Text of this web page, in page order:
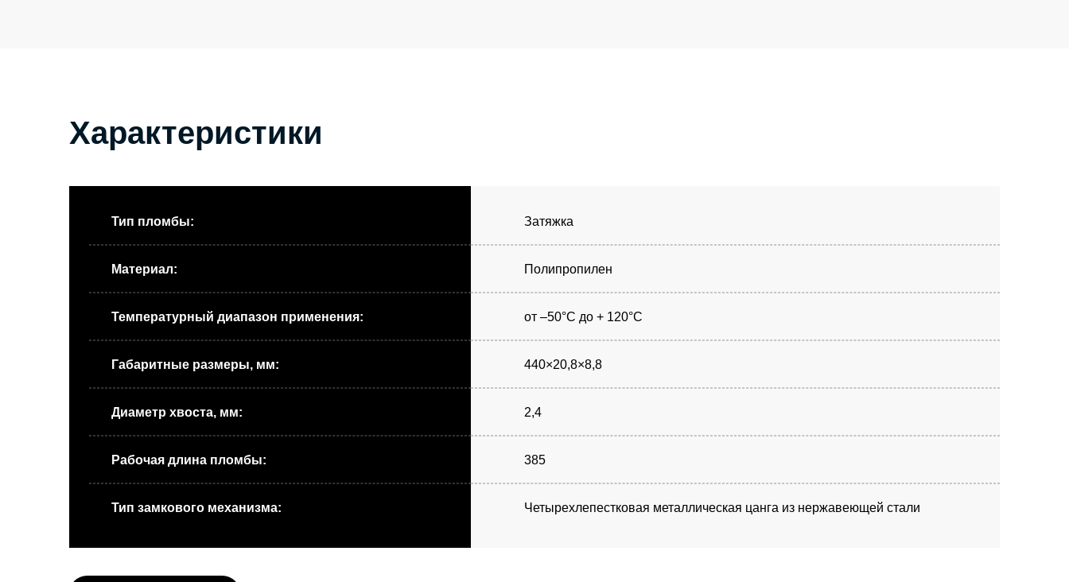
Характеристики
Тип пломбы: Затяжка
Материал: Полипропилен
Температурный диапазон применения: от –50°С до + 120°С
Габаритные размеры, мм: 440×20,8×8,8
Диаметр хвоста, мм: 2,4
Рабочая длина пломбы: 385
Тип замкового механизма: Четырехлепестковая металлическая цанга из нержавеющей стали